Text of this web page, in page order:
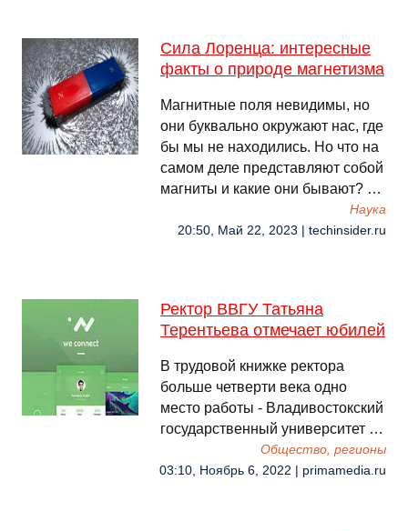
Сила Лоренца: интересные
факты о природе магнетизма
Магнитные поля невидимы, но
они буквально окружают нас, где
бы мы не находились. Но что на
самом деле представляют собой
магниты и какие они бывают? …
Наука
20:50, Май 22, 2023 | techinsider.ru
Ректор ВВГУ Татьяна
Терентьева отмечает юбилей
В трудовой книжке ректора
больше четверти века одно
место работы - Владивостокский
государственный университет …
Общество, регионы
03:10, Ноябрь 6, 2022 | primamedia.ru